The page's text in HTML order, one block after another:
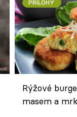
PŘÍLOHY
Rýžové
masem a